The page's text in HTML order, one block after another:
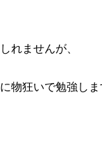
れませんが、
物狂いで勉強しま